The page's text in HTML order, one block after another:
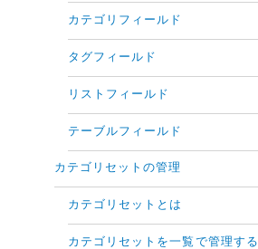
カテゴリフィールド
タグフィールド
リストフィールド
テーブルフィールド
カテゴリセットの管理
カテゴリセットとは
カテゴリセットを一覧で管理する